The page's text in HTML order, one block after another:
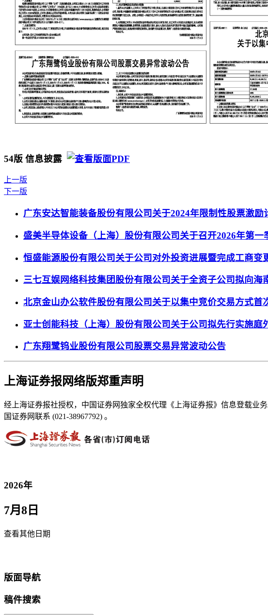
54版 信息披露
上一版
下一版
广东安达智能装备股份有限公司关于2024年限制性股票激
盛美半导体设备（上海）股份有限公司关于召开2026年第一
恒盛能源股份有限公司关于公司对外投资进展暨完成工商变
三七互娱网络科技集团股份有限公司关于全资子公司拟向
北京金山办公软件股份有限公司关于以集中竞价交易方式首
亚士创能科技（上海）股份有限公司关于公司拟先行实施庭
广东翔鹭钨业股份有限公司股票交易异常波动公告
上海证券报网络版郑重声明
经上海证券报社授权，中国证券网独家全权代理《上海证券报》信息登载业
国证券网联系 (021-38967792) 。
2026年
7月8日
查看其他日期
版面导航
稿件搜索